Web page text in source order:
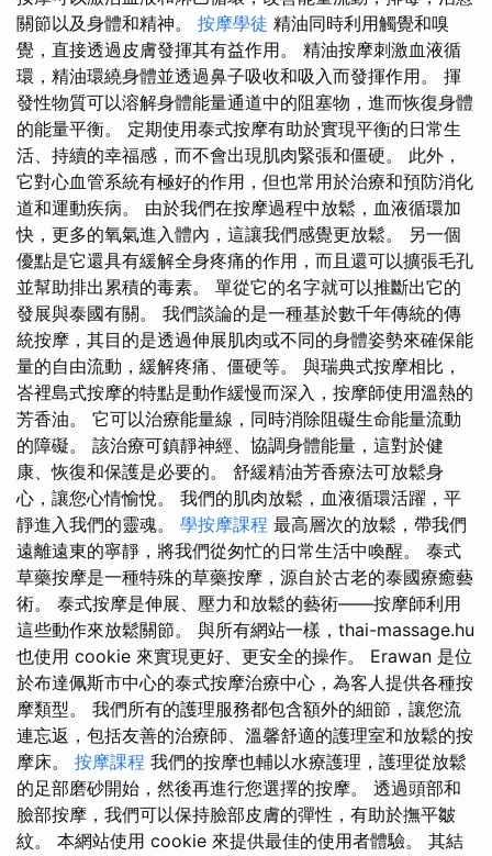
關節以及身體和精神。 按摩學徒 精油同時利用觸覺和嗅
覺，直接透過皮膚發揮其有益作用。 精油按摩刺激血液循
環，精油環繞身體並透過鼻子吸收和吸入而發揮作用。 揮
發性物質可以溶解身體能量通道中的阻塞物，進而恢復身體
的能量平衡。 定期使用泰式按摩有助於實現平衡的日常生
活、持續的幸福感，而不會出現肌肉緊張和僵硬。 此外，
它對心血管系統有極好的作用，但也常用於治療和預防消化
道和運動疾病。 由於我們在按摩過程中放鬆，血液循環加
快，更多的氧氣進入體內，這讓我們感覺更放鬆。 另一個
優點是它還具有緩解全身疼痛的作用，而且還可以擴張毛孔
並幫助排出累積的毒素。 單從它的名字就可以推斷出它的
發展與泰國有關。 我們談論的是一種基於數千年傳統的傳
統按摩，其目的是透過伸展肌肉或不同的身體姿勢來確保能
量的自由流動，緩解疼痛、僵硬等。 與瑞典式按摩相比，
峇裡島式按摩的特點是動作緩慢而深入，按摩師使用溫熱的
芳香油。 它可以治療能量線，同時消除阻礙生命能量流動
的障礙。 該治療可鎮靜神經、協調身體能量，這對於健
康、恢復和保護是必要的。 舒緩精油芳香療法可放鬆身
心，讓您心情愉悅。 我們的肌肉放鬆，血液循環活躍，平
靜進入我們的靈魂。 學按摩課程 最高層次的放鬆，帶我們
遠離遠東的寧靜，將我們從匆忙的日常生活中喚醒。 泰式
草藥按摩是一種特殊的草藥按摩，源自於古老的泰國療癒藝
術。 泰式按摩是伸展、壓力和放鬆的藝術——按摩師利用
這些動作來放鬆關節。 與所有網站一樣，thai-massage.hu
也使用 cookie 來實現更好、更安全的操作。 Erawan 是位
於布達佩斯市中心的泰式按摩治療中心，為客人提供各種按
摩類型。 我們所有的護理服務都包含額外的細節，讓您流
連忘返，包括友善的治療師、溫馨舒適的護理室和放鬆的按
摩床。 按摩課程 我們的按摩也輔以水療護理，護理從放鬆
的足部磨砂開始，然後再進行您選擇的按摩。 透過頭部和
臉部按摩，我們可以保持臉部皮膚的彈性，有助於撫平皺
紋。 本網站使用 cookie 來提供最佳的使用者體驗。 其結